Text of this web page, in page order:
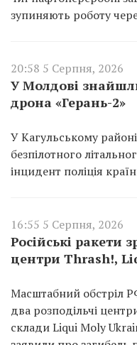
зупиняють роботу
20:58 5 Серпня, 2026
У Молдові
дрона «Герань-2»
У Кагульському
безпілотного
інцидент поліція
16:55 5 Серпня, 2026
Російські ракети
центри Thrash!,
Масштабний обстріл
два розподільчі
склади Liqui Moly